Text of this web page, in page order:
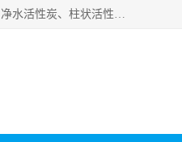
北京中航豫泓环保技术有限公司主要生产经营蜂窝状活性炭、椰子壳活性炭、污水絮凝剂、颗粒活性炭、净水活性炭、柱状活性炭等水处理和空气净化产品，品质信赖、服务保障。是您理想的合作伙伴。欢迎来电咨询！